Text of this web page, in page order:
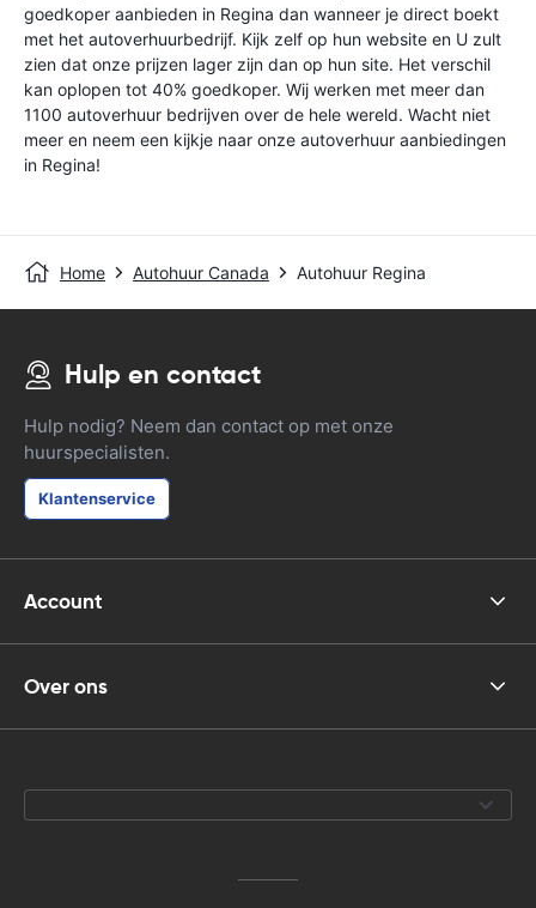
goedkoper aanbieden in Regina dan wanneer je direct boekt
met het autoverhuurbedrijf. Kijk zelf op hun website en U zult
zien dat onze prijzen lager zijn dan op hun site. Het verschil
kan oplopen tot 40% goedkoper. Wij werken met meer dan
1100 autoverhuur bedrijven over de hele wereld. Wacht niet
meer en neem een kijkje naar onze autoverhuur aanbiedingen
in Regina!
Home Autohuur Canada Autohuur Regina
Hulp en contact
Hulp nodig? Neem dan contact op met onze
huurspecialisten.
Klantenservice
Account
Over ons